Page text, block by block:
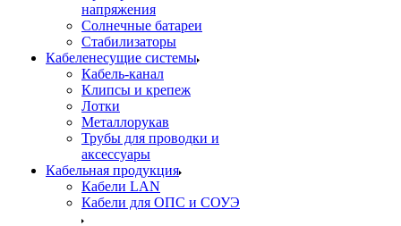
напряжения
Солнечные батареи
Стабилизаторы
Кабеленесущие системы
Кабель-канал
Клипсы и крепеж
Лотки
Металлорукав
Трубы для проводки и
аксессуары
Кабельная продукция
Кабели LAN
Кабели для ОПС и СОУЭ